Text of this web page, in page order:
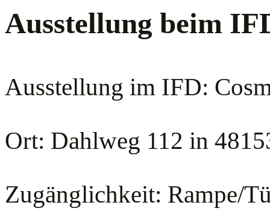
Ausstellung beim
Ausstellung im IFD:
Ort: Dahlweg 112 in
Zugänglichkeit: Rampe/